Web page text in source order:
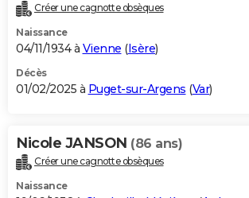
Créer une cagnotte obsèques
Naissance
04/11/1934 à Vienne (Isère)
Décès
01/02/2025 à Puget-sur-Argens (Var)
Nicole JANSON (86 ans)
Créer une cagnotte obsèques
Naissance